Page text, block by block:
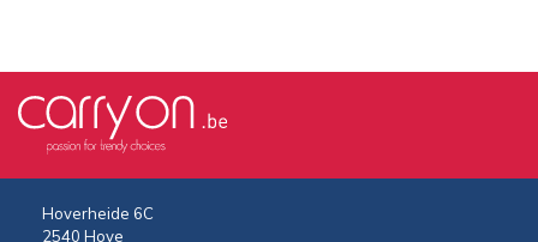
Hoverheide 6C
2540 Hove